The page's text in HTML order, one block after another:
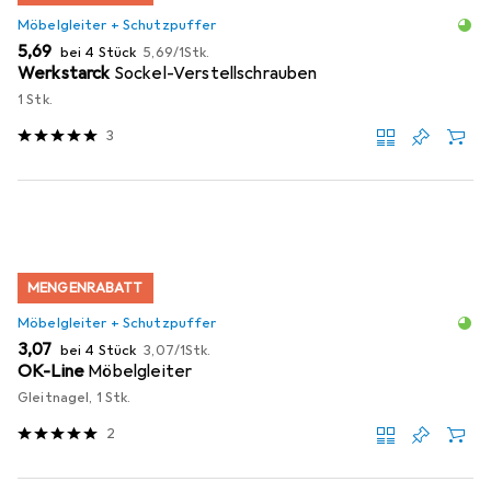
Möbelgleiter + Schutzpuffer
EUR
5,69 bei 4 Stück EUR
5,69/1Stk.
Werkstarck Sockel-Verstellschrauben
1 Stk.
3
MENGENRABATT
Möbelgleiter + Schutzpuffer
EUR
3,07 bei 4 Stück EUR
3,07/1Stk.
OK-Line Möbelgleiter
Gleitnagel, 1 Stk.
2